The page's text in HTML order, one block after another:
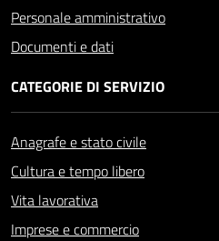
Personale amministrativo
Documenti e dati
CATEGORIE DI SERVIZIO
Anagrafe e stato civile
Cultura e tempo libero
Vita lavorativa
Imprese e commercio